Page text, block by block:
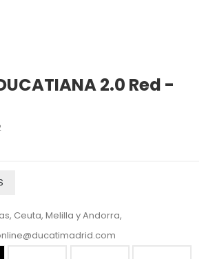
2.0 Red -
Ceuta, Melilla y Andorra,